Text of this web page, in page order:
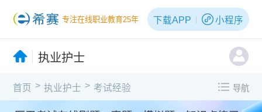
专注在线职业教育25年 下载APP 小程序
执业护士
首页 > 执业护士 > 考试经验 导航